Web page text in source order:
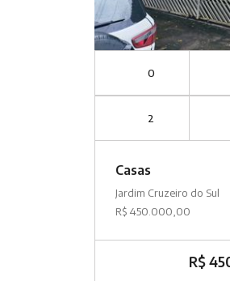
0
2
Casas
Jardim Cruzeiro do Sul
R$ 450.000,00
R$